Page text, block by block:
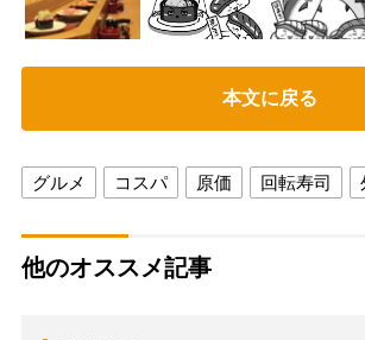
本文に戻る
グルメ コスパ 原価 回転寿司
他のオススメ記事